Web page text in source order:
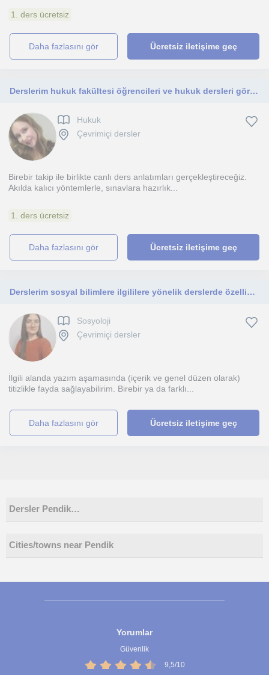
1. ders ücretsiz
daha fazlasını gör Ücretsiz iletişime geç
Derslerim hukuk fakültesi öğrencileri ve hukuk dersleri gören diğer fakültelerin öğrencileri içindir.
Hukuk
Çevrimiçi dersler
Birebir takip ile birlikte canlı ders anlatımları gerçekleştireceğiz.
Akılda kalıcı yöntemlerle, sınavlara hazırlık...
1. ders ücretsiz
daha fazlasını gör Ücretsiz iletişime geç
Derslerim sosyal bilimlere ilgililere yönelik derslerde özellikle yazım aşamasında yardımcı olabilirim
Sosyoloji
Çevrimiçi dersler
İlgili alanda yazım aşamasında (içerik ve genel düzen olarak)
titizlikle fayda sağlayabilirim. Birebir ya da farklı...
daha fazlasını gör Ücretsiz iletişime geç
Dersler Pendik…
Cities/towns near Pendik
Yorumlar
Güvenlik
9,5/10